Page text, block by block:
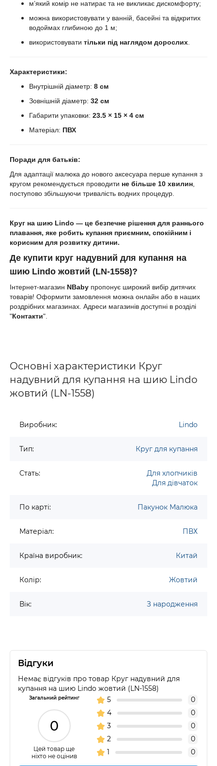
м’який комір не натирає та не викликає дискомфорту;
можна використовувати у ванній, басейні та відкритих
водоймах глибиною до 1 м;
використовувати тільки під наглядом дорослих
Характеристики:
Внутрішній діаметр: 8 см
Зовнішній діаметр: 32 см
Габарити упаковки: 23.5 × 15 × 4 см
Матеріал: ПВХ
Поради для батьків:
Для адаптації малюка до нового аксесуара перше купання з
кругом рекомендується проводити не більше 10 хвилин
поступово збільшуючи тривалість водних процедур.
Круг на шию Lindo — це безпечне рішення для раннього
плавання, яке робить купання приємним, спокійним і
корисним для розвитку дитини.
Де купити круг надувний для купання на
шию Lindo жовтий (LN-1558)?
Інтернет-магазин NBaby пропонує широкий вибір дитячих
товарів! Оформити замовлення можна онлайн або в наших
роздрібних магазинах. Адреси магазинів доступні в розділі
"Контакти".
Основні характеристики Круг
надувний для купання на шию Lindo
жовтий (LN-1558)
Виробник: Lindo
Тип: Круг для купання
Стать:
Для хлопчиків
Для дівчаток
По карті: Пакунок Малюка
Матеріал: ПВХ
Країна виробник: Китай
Колір: Жовтий
Вік: З народження
Відгуки
Немає відгуків про товар Круг надувний для
купання на шию Lindo жовтий (LN-1558)
Загальний рейтинг
0
Цей товар ще
ніхто не оцінив
5
0
4
0
3
0
2
0
1
0